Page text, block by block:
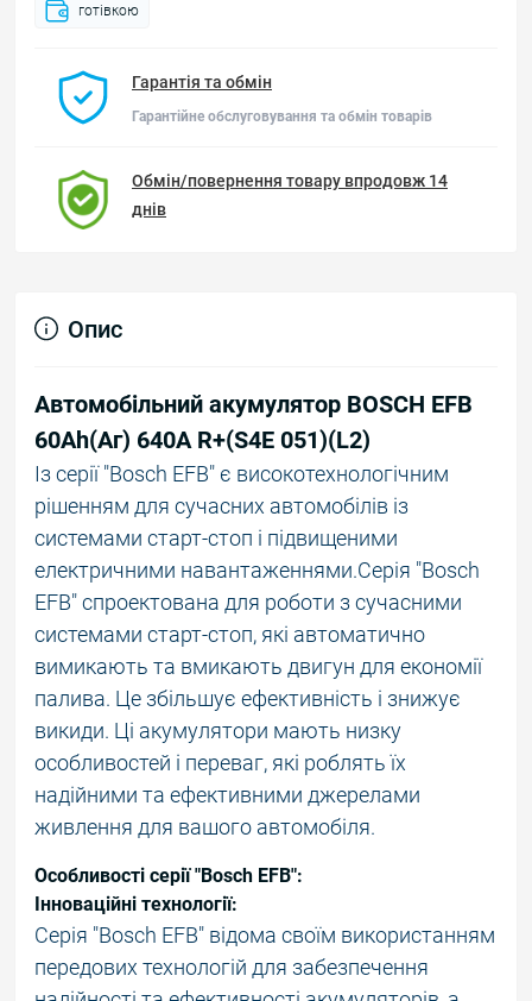
готівкою
Гарантія та обмін
Гарантійне обслуговування та обмін товарів
Обмін/повернення товару впродовж 14
днів
Опис
Автомобільний акумулятор BOSCH EFB
60Ah(Аг) 640A R+(S4E 051)(L2)
Із серії "Bosch EFB" є високотехнологічним
рішенням для сучасних автомобілів із
системами старт-стоп і підвищеними
електричними навантаженнями.Серія "Bosch
EFB" спроектована для роботи з сучасними
системами старт-стоп, які автоматично
вимикають та вмикають двигун для економії
палива. Це збільшує ефективність і знижує
викиди. Ці акумулятори мають низку
особливостей і переваг, які роблять їх
надійними та ефективними джерелами
живлення для вашого автомобіля.
Особливості серії "Bosch EFB":
Інноваційні технології:
Серія "Bosch EFB" відома своїм використанням
передових технологій для забезпечення